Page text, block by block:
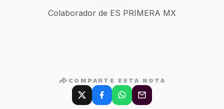
Colaborador de ES PRIMERA MX
COMPARTE ESTA NOTA